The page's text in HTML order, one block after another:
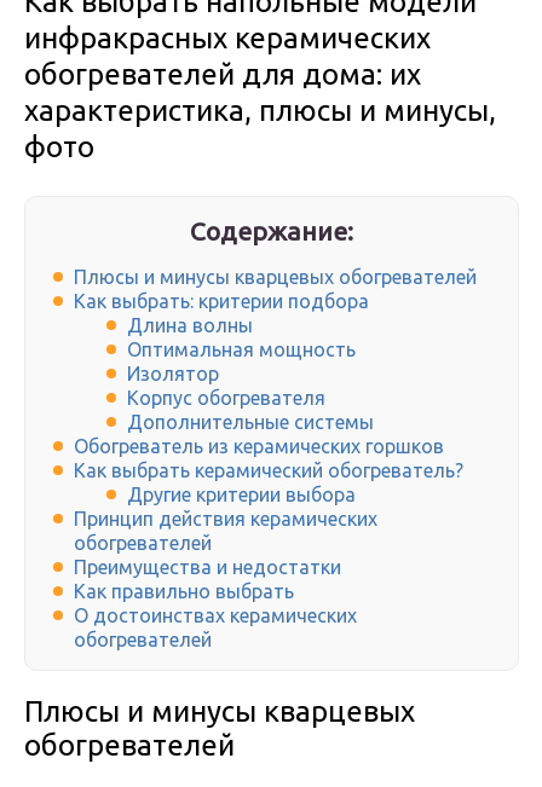
инфракрасных керамических
обогревателей для дома: их
характеристика, плюсы и минусы,
фото
Содержание:
Плюсы и минусы кварцевых обогревателей
Как выбрать: критерии подбора
Длина волны
Оптимальная мощность
Изолятор
Корпус обогревателя
Дополнительные системы
Обогреватель из керамических горшков
Как выбрать керамический обогреватель?
Другие критерии выбора
Принцип действия керамических
обогревателей
Преимущества и недостатки
Как правильно выбрать
О достоинствах керамических
обогревателей
Плюсы и минусы кварцевых
обогревателей